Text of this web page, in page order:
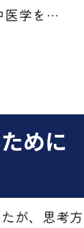
医学を…
ため
が、思考